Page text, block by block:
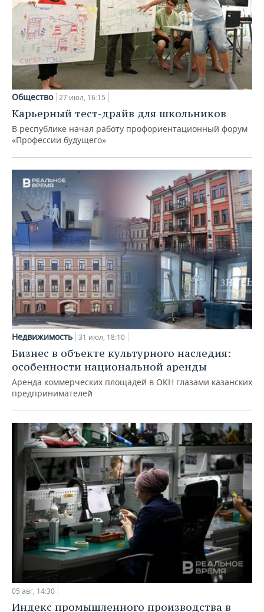
Общество 27 июл, 16:15
Карьерный тест-драйв для школьников
В республике начал работу профориентационный форум
«Профессии будущего»
Недвижимость 31 июл, 18:10
Бизнес в объекте культурного наследия:
особенности национальной аренды
Аренда коммерческих площадей в ОКН глазами казанских
предпринимателей
05 авг, 14:30
Индекс промышленного производства в